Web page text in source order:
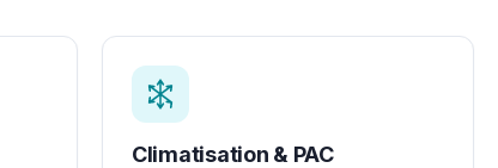
Climatisation & PAC